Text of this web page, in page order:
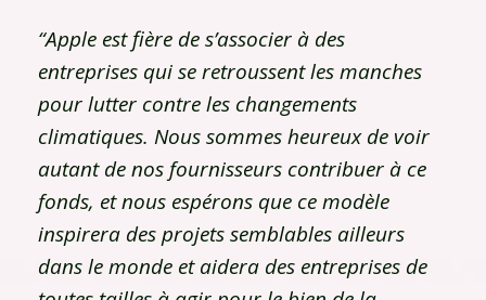
“Apple est fière de s’associer à des
entreprises qui se retroussent les manches
pour lutter contre les changements
climatiques. Nous sommes heureux de voir
autant de nos fournisseurs contribuer à ce
fonds, et nous espérons que ce modèle
inspirera des projets semblables ailleurs
dans le monde et aidera des entreprises de